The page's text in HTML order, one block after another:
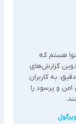
هستم که
گزارش‌های
به کاربران
و پرسود را